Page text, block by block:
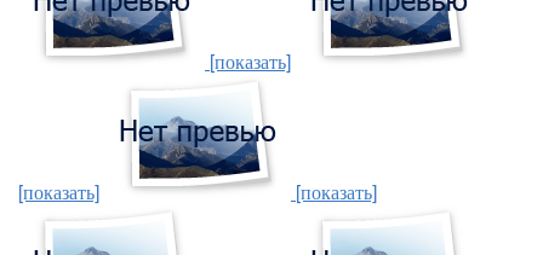
[показать]
[показать] [показать]